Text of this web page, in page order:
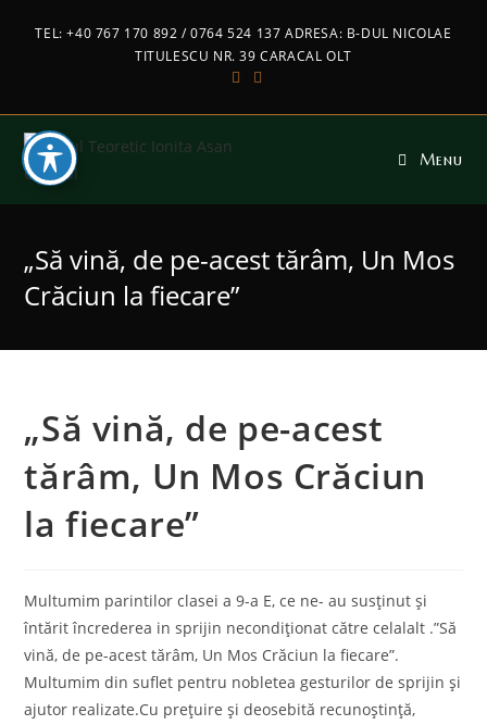
TEL: +40 767 170 892 / 0764 524 137 ADRESA: B-DUL NICOLAE
TITULESCU NR. 39 CARACAL OLT
Menu
„Să vină, de pe-acest tărâm, Un Mos
Crăciun la fiecare”
„Să vină, de pe-acest
tărâm, Un Mos Crăciun
la fiecare”
Multumim parintilor clasei a 9-a E, ce ne- au susținut și
întărit încrederea in sprijin necondiționat către celalalt .”Să
vină, de pe-acest tărâm, Un Mos Crăciun la fiecare”.
Multumim din suflet pentru nobletea gesturilor de sprijin și
ajutor realizate.Cu prețuire și deosebită recunoștință,